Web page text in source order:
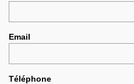
Email
Téléphone